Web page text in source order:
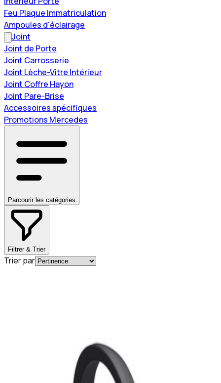
Feu Plaque Immatriculation
Ampoules d'éclairage
Joint
Joint de Porte
Joint Carrosserie
Joint Lèche-Vitre Intérieur
Joint Coffre Hayon
Joint Pare-Brise
Accessoires spécifiques
Promotions Mercedes
Parcourir les catégories
Filtrer & Trier
Trier par